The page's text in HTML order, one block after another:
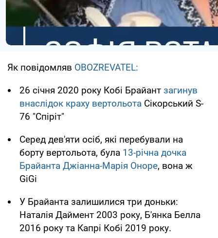
Як повідомляв OBOZREVATEL:
26 січня 2020 року Кобі Брайант загинув
внаслідок краху вертольота Сікорський S-
76 "Спіріт"
Серед дев'яти осіб, які перебували на
борту вертольота, була 13-річна дочка
Брайанта Джіанна-Марія Оноре, вона ж
GiGi
У Брайанта залишилися три доньки:
Наталія Даймент 2003 року, Б'янка Белла
2016 року та Капрі Кобі 2019 року.